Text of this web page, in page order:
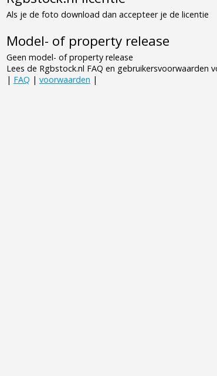
Als je de foto download dan accepteer je de licentie
Model- of property release
Geen model- of property release
Lees de Rgbstock.nl FAQ en gebruikersvoorwaarden
| FAQ | voorwaarden |